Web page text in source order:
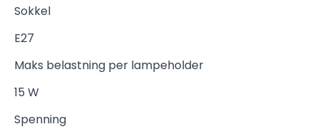
Sokkel
E27
Maks belastning per lampeholder
15 W
Spenning